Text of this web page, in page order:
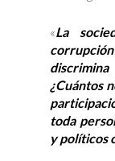
«La
¿Cuántos
toda
y políticos